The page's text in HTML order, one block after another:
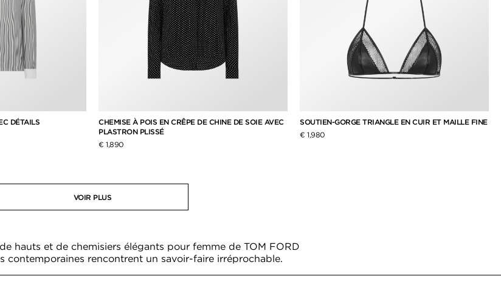
DÉTAILS
CHEMISE À POIS EN CRÊPE DE CHINE DE SOIE AVEC
PLASTRON PLISSÉ
€ 1,890
SOUTIEN-GORGE TRIANGLE EN CUIR ET MAILLE FINE
€ 1,980
VOIR PLUS
hauts et de chemisiers élégants pour femme de TOM FORD
contemporaines rencontrent un savoir-faire irréprochable.